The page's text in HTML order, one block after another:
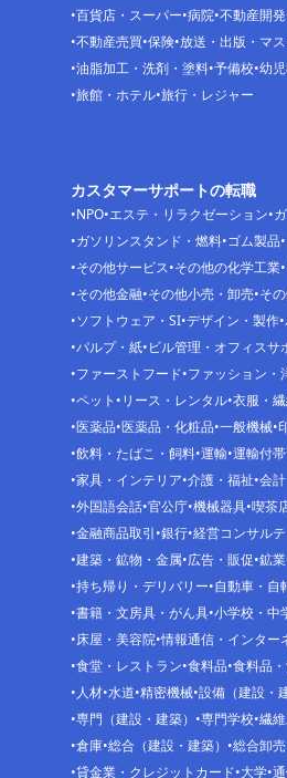
百貨店・スーパー 病院 不動産開発
不動産売買 保険 放送・出版・マス
油脂加工・洗剤・塗料 予備校 幼
旅館・ホテル 旅行・レジャー
カスタマーサポートの転職
NPO エステ・リラクゼーション
ガソリンスタンド・燃料 ゴム製品
その他サービス その他の化学工業
その他金融 その他小売・卸売 そ
ソフトウェア・SI デザイン・製作
パルプ・紙 ビル管理・オフィスサ
ファーストフード ファッション・
ペット リース・レンタル 衣服・
医薬品 医薬品・化粧品 一般機械
飲料・たばこ・飼料 運輸 運輸付
家具・インテリア 介護・福祉 会
外国語会話 官公庁 機械器具 喫茶
金融商品取引 銀行 経営コンサル
建築・鉱物・金属 広告・販促 鉱業
持ち帰り・デリバリー 自動車・自
書籍・文房具・がん具 小学校・中
床屋・美容院 情報通信・インター
食堂・レストラン 食料品 食料品
人材 水道 精密機械 設備（建設・
専門（建設・建築）
専門学校 繊
倉庫 総合（建設・建築）
総合卸
貸金業・クレジットカード 大学